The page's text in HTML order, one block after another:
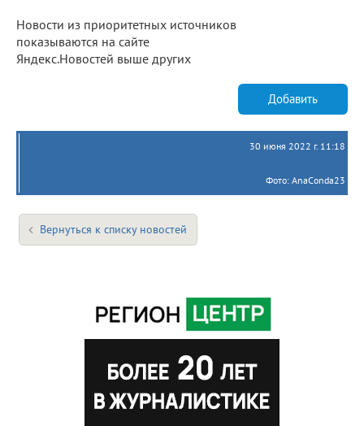
Новости из приоритетных источников
показываются на сайте
Яндекс.Новостей выше других
Добавить
30 июня 2022 г. 11:18
Фото: AnaConda23
Вернуться к списку новостей